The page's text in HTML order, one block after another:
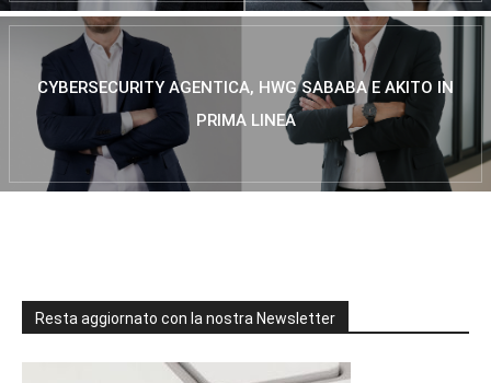
CYBERSECURITY AGENTICA, HWG SABABA E AKITO IN
PRIMA LINEA
Resta aggiornato con la nostra Newsletter